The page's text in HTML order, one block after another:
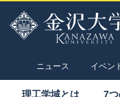
ニュース イベン
理工学域とは 7